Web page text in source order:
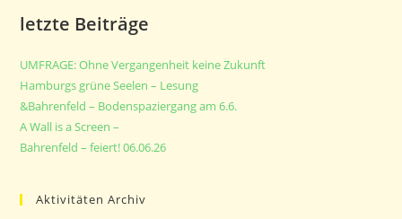
letzte Beiträge
UMFRAGE: Ohne Vergangenheit keine Zukunft
Hamburgs grüne Seelen – Lesung
&Bahrenfeld – Bodenspaziergang am 6.6.
A Wall is a Screen –
Bahrenfeld – feiert! 06.06.26
Aktivitäten Archiv